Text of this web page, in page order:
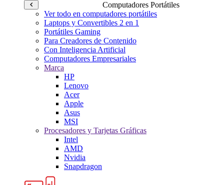
Computadores Portátiles
Ver todo en computadores portátiles
Laptops y Convertibles 2 en 1
Portátiles Gaming
Para Creadores de Contenido
Con Inteligencia Artificial
Computadores Empresariales
Marca
HP
Lenovo
Acer
Apple
Asus
MSI
Procesadores y Tarjetas Gráficas
Intel
AMD
Nvidia
Snapdragon